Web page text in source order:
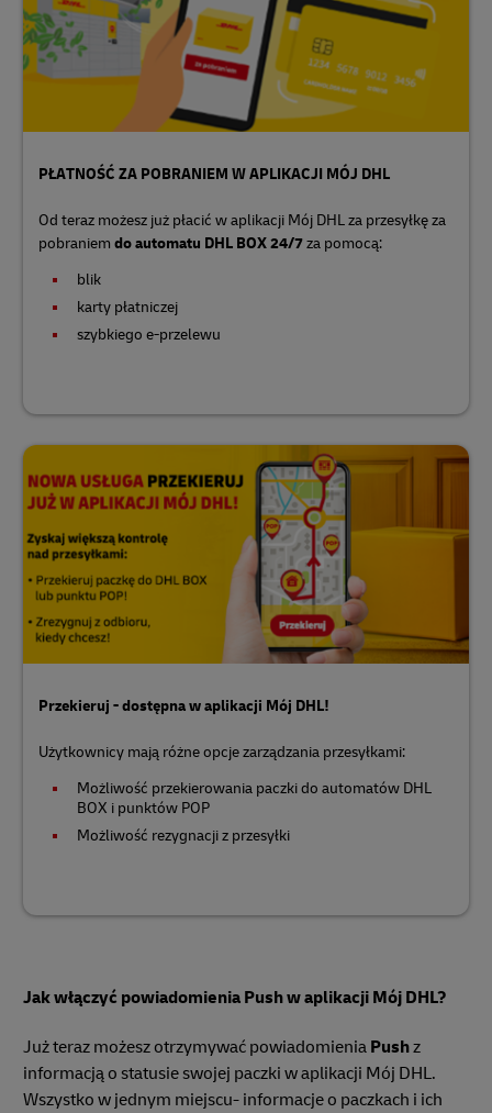
PŁATNOŚĆ ZA POBRANIEM W APLIKACJI MÓJ DHL
Od teraz możesz już płacić w aplikacji Mój DHL za przesyłkę za
pobraniem do automatu DHL BOX 24/7za pomocą:
blik
karty płatniczej
szybkiego e-przelewu
Przekieruj - dostępna w aplikacji Mój DHL!
Użytkownicy mają różne opcje zarządzania przesyłkami:
Możliwość przekierowania paczki do automatów DHL
BOX i punktów POP
Możliwość rezygnacji z przesyłki
Jak włączyć powiadomienia Push w aplikacji Mój DHL?
Już teraz możesz otrzymywać powiadomienia Pushz
informacją o statusie swojej paczki w aplikacji Mój DHL.
Wszystko w jednym miejscu- informacje o paczkach i ich